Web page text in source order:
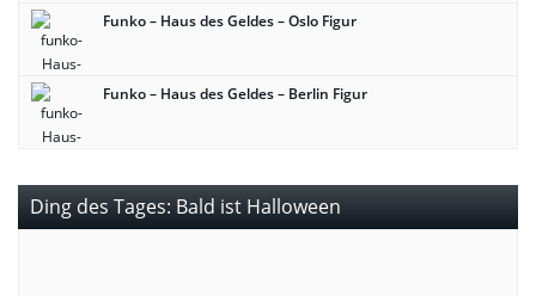
Funko – Haus des Geldes – Oslo Figur
Funko – Haus des Geldes – Berlin Figur
Ding des Tages: Bald ist Halloween